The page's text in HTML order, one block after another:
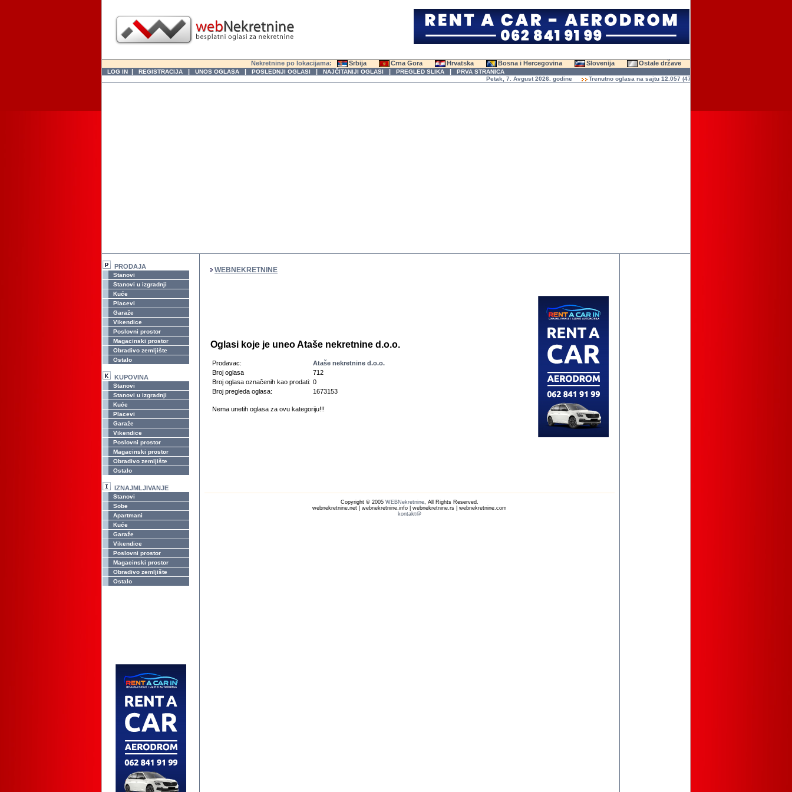
Nekretnine po lokacijama: Srbija Crna Gora Hrvatska Bosna i Hercegovina Slovenija Ostale države
LOG IN | REGISTRACIJA | UNOS OGLASA | POSLEDNJI OGLASI | NAJČITANIJI OGLASI | PREGLED SLIKA | PRVA STRANICA
Petak, 7. Avgust 2026. godine
Trenutno oglasa na sajtu 12.057 (47.582 slika)
PRODAJA
Stanovi
Stanovi u izgradnji
Kuće
Placevi
Garaže
Vikendice
Poslovni prostor
Magacinski prostor
Obradivo zemljište
Ostalo
KUPOVINA
Stanovi
Stanovi u izgradnji
Kuće
Placevi
Garaže
Vikendice
Poslovni prostor
Magacinski prostor
Obradivo zemljište
Ostalo
IZNAJMLJIVANJE
Stanovi
Sobe
Apartmani
Kuće
Garaže
Vikendice
Poslovni prostor
Magacinski prostor
Obradivo zemljište
Ostalo
WEBNEKRETNINE
Oglasi koje je uneo Ataše nekretnine d.o.o.
Prodavac:
Ataše nekretnine d.o.o.
Broj oglasa
712
Broj oglasa označenih kao prodati: 0
Broj pregleda oglasa:
1673153
Nema unetih oglasa za ovu kategoriju!!!
Copyright © 2005 WEBNekretnine, All Rights Reserved.
webnekretnine.net | webnekretnine.info | webnekretnine.rs | webnekretnine.com
kontakt@